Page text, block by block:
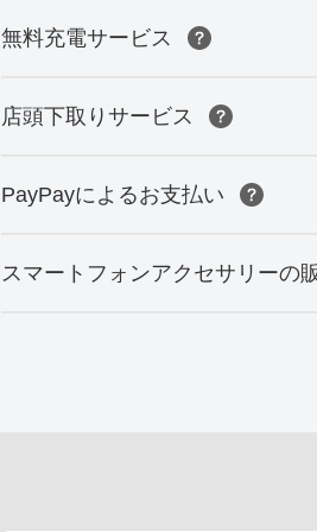
無料充電サービス
店頭下取りサービス
PayPayによるお支払い
スマートフォンアクセサリーの